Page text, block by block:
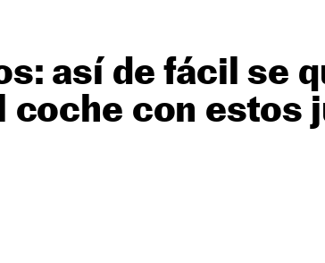
así de fácil se
coche con estos